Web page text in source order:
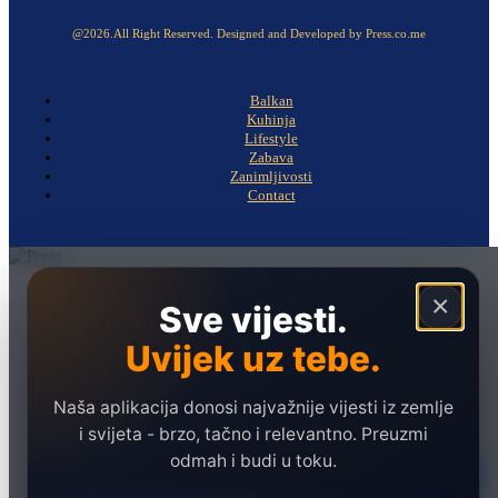
@2026.All Right Reserved. Designed and Developed by Press.co.me
Balkan
Kuhinja
Lifestyle
Zabava
Zanimljivosti
Contact
×
Sve vijesti.
Uvijek uz tebe.
Naša aplikacija donosi najvažnije vijesti iz zemlje
i svijeta - brzo, tačno i relevantno. Preuzmi
odmah i budi u toku.
Ekonomija